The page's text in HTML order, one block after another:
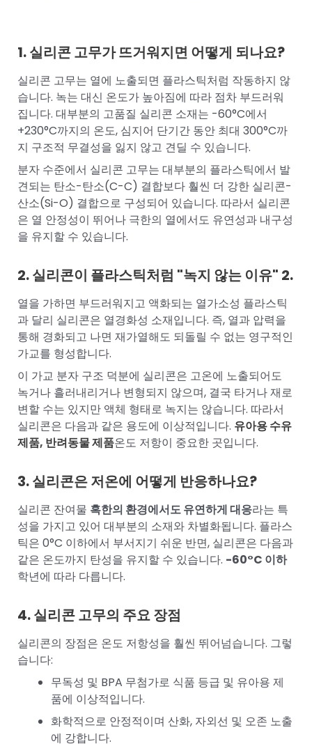
1. 실리콘 고무가 뜨거워지면 어떻게 되나요?
실리콘 고무는 열에 노출되면 플라스틱처럼 작동하지 않
습니다. 녹는 대신 온도가 높아짐에 따라 점차 부드러워
집니다. 대부분의 고품질 실리콘 소재는 -60°C에서
+230°C까지의 온도, 심지어 단기간 동안 최대 300°C까
지 구조적 무결성을 잃지 않고 견딜 수 있습니다.
분자 수준에서 실리콘 고무는 대부분의 플라스틱에서 발
견되는 탄소-탄소(C-C) 결합보다 훨씬 더 강한 실리콘-
산소(Si-O) 결합으로 구성되어 있습니다. 따라서 실리콘
은 열 안정성이 뛰어나 극한의 열에서도 유연성과 내구성
을 유지할 수 있습니다.
2. 실리콘이 플라스틱처럼 "녹지 않는 이유" 2.
열을 가하면 부드러워지고 액화되는 열가소성 플라스틱
과 달리 실리콘은 열경화성 소재입니다. 즉, 열과 압력을
통해 경화되고 나면 재가열해도 되돌릴 수 없는 영구적인
가교를 형성합니다.
이 가교 분자 구조 덕분에 실리콘은 고온에 노출되어도
녹거나 흘러내리거나 변형되지 않으며, 결국 타거나 재로
변할 수는 있지만 액체 형태로 녹지는 않습니다. 따라서
실리콘은 다음과 같은 용도에 이상적입니다. 유아용 수유
제품, 반려동물 제품온도 저항이 중요한 곳입니다.
3. 실리콘은 저온에 어떻게 반응하나요?
실리콘 잔여물 혹한의 환경에서도 유연하게 대응라는 특
성을 가지고 있어 대부분의 소재와 차별화됩니다. 플라스
틱은 0°C 이하에서 부서지기 쉬운 반면, 실리콘은 다음과
같은 온도까지 탄성을 유지할 수 있습니다. -60°C 이하
학년에 따라 다릅니다.
4. 실리콘 고무의 주요 장점
실리콘의 장점은 온도 저항성을 훨씬 뛰어넘습니다. 그렇
습니다:
무독성 및 BPA 무첨가로 식품 등급 및 유아용 제
품에 이상적입니다.
화학적으로 안정적이며 산화, 자외선 및 오존 노출
에 강합니다.